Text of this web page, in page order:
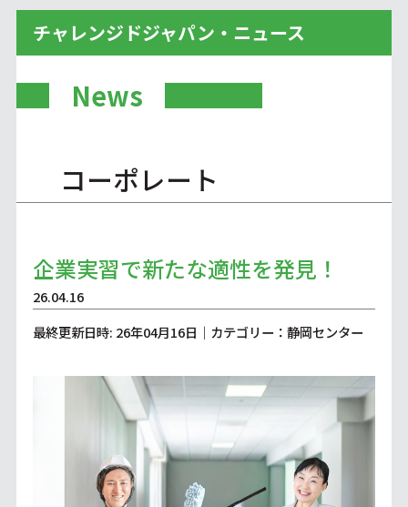
チャレンジドジャパン・ニュース
News
コーポレート
企業実習で新たな適性を発見！
26.04.16
最終更新日時: 26年04月16日｜カテゴリー：静岡センター